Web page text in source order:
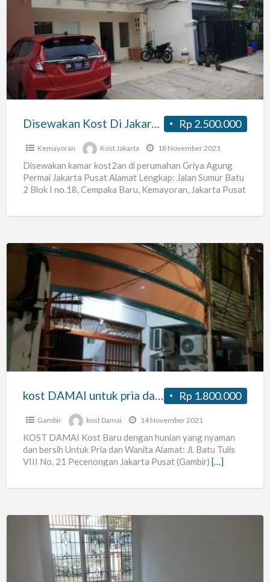
Jakarta
Pusat
Dalam
Perumahan
Rp 2.500.000
Disewakan Kost Di Jakarta Pusat Dalam Perumahan
Kemayoran Kost Jakarta 18 November 2021
Disewakan kamar kost2an di perumahan Griya Agung
Permai Jakarta Pusat Alamat Lengkap: Jalan Sumur Batu
2 Blok I no.18, Cempaka Baru, Kemayoran, Jakarta Pusat
DAMAI
untuk
pria
wanita
Rp 1.800.000
kost DAMAI untuk pria dan wanita
Gambir kost Damai 14 November 2021
KOST DAMAI Kost Baru dengan hunian yang nyaman
dan bersih Untuk Pria dan Wanita Alamat: Jl. Batu Tulis
VIII No. 21 Pecenongan Jakarta Pusat (Gambir) […]
Kontrakan